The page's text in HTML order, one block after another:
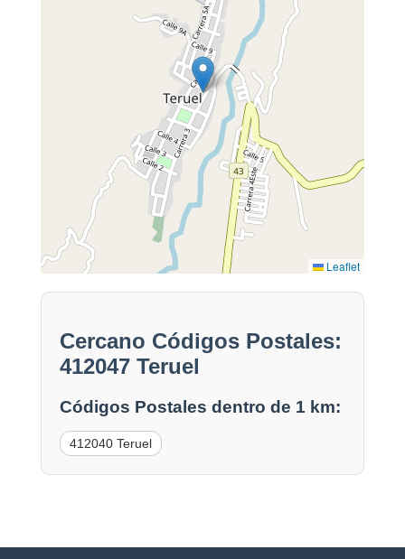
Leaflet
Cercano Códigos Postales:
412047 Teruel
Códigos Postales dentro de 1 km:
412040 Teruel